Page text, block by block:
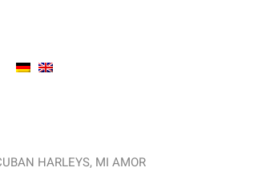
HARLEYS, MI AMOR